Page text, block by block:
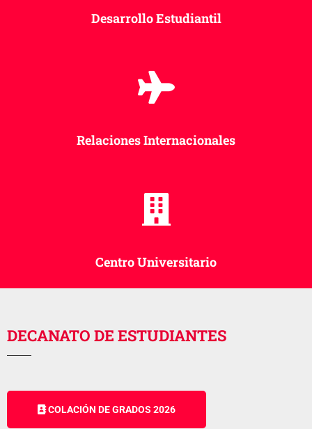
Desarrollo Estudiantil
Relaciones Internacionales
Centro Universitario
DECANATO DE ESTUDIANTES
COLACIÓN DE GRADOS 2026